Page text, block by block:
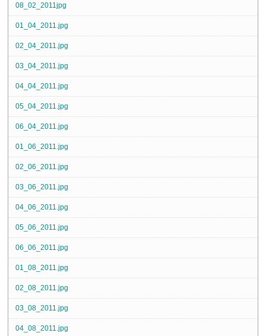
08_02_2011jpg
01_04_2011.jpg
02_04_2011.jpg
03_04_2011.jpg
04_04_2011.jpg
05_04_2011.jpg
06_04_2011.jpg
01_06_2011.jpg
02_06_2011.jpg
03_06_2011.jpg
04_06_2011.jpg
05_06_2011.jpg
06_06_2011.jpg
01_08_2011.jpg
02_08_2011.jpg
03_08_2011.jpg
04_08_2011.jpg